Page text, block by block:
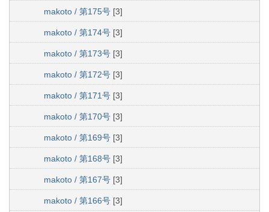
makoto / 第175号 [3]
makoto / 第174号 [3]
makoto / 第173号 [3]
makoto / 第172号 [3]
makoto / 第171号 [3]
makoto / 第170号 [3]
makoto / 第169号 [3]
makoto / 第168号 [3]
makoto / 第167号 [3]
makoto / 第166号 [3]